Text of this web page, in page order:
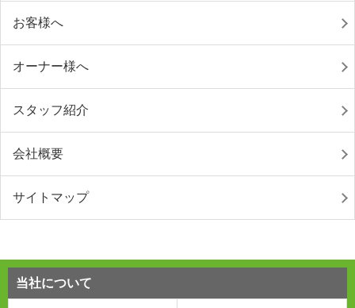
お客様へ
オーナー様へ
スタッフ紹介
会社概要
サイトマップ
当社について